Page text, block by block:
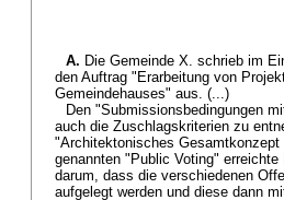
A. Die Gemeinde X. schrieb im
den Auftrag "Erarbeitung von
Gemeindehauses" aus. (...)
Den "Submissionsbedingungen
auch die Zuschlagskriterien zu
"Architektonisches
genannten "Public Voting"
darum, dass die verschiedenen
aufgelegt werden und diese dann